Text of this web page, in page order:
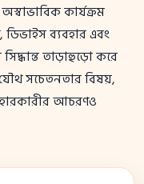
কার্যক্রম
ব্যবহার এবং
তাড়াহুড়ো করে
সচেতনতার বিষয়,
আচরণও